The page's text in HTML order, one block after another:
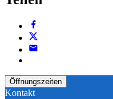
Öffnungszeiten
Kontakt